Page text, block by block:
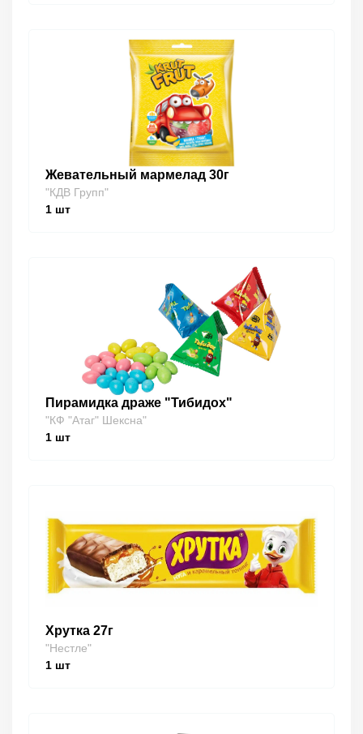
Жевательный мармелад 30г
"КДВ Групп"
1 шт
Пирамидка драже "Тибидох"
"КФ "Атаг" Шексна"
1 шт
Хрутка 27г
"Нестле"
1 шт